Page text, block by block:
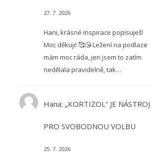
27. 7. 2026
Hani, krásné inspirace popisuješ!
Moc děkuji! 🥰😘 Ležení na podlaze
mám moc ráda, jen jsem to zatím
nedělala pravidelně, tak…
Hana: „KORTIZOL“ JE NÁSTROJ
PRO SVOBODNOU VOLBU
25. 7. 2026